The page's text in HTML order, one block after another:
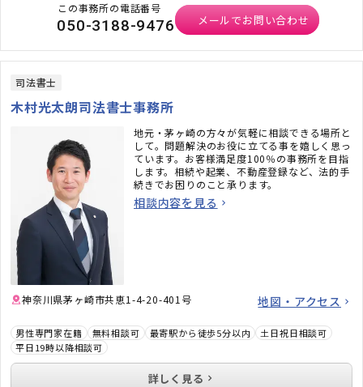
この事務所の電話番号
050-3188-9476 メールでお問い合わせ
司法書士
木村光太朗司法書士事務所
地元・茅ヶ崎の方々が気軽に相談できる場所と
して。問題解決のお役に立てる事を嬉しく思っ
ています。お客様満足度100％の事務所を目指
します。相続や起業、不動産登録など、法的手
続きでお困りのこと承ります。
相談内容を見る
神奈川県茅ヶ崎市共恵1-4-20-401号 地図・アクセス
男性専門家在籍 無料相談可 最寄駅から徒歩5分以内
土日祝日相談可
平日19時以降相談可
詳しく見る